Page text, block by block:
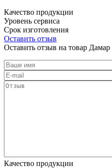
Качество продукции
Уровень сервиса
Срок изготовления
Оставить отзыв
Оставить отзыв на товар Дамар
Качество продукции